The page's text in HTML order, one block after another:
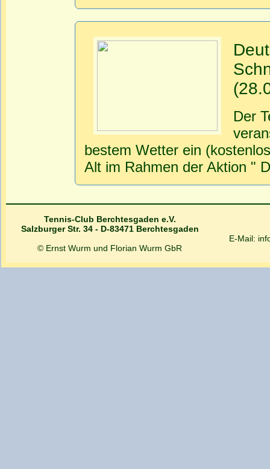
Der
bestem Wetter ein
Alt im Rahmen der Aktion "
Tennis-Club Berchtesgaden e.V.
Salzburger Str. 34 - D-83471 Berchtesgaden
© Ernst Wurm und Florian Wurm GbR
E-Mail: